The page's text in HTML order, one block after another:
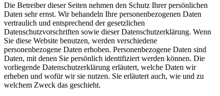
Die Betreiber dieser Seiten nehmen den Schutz Ihrer persönlichen
Daten sehr ernst. Wir behandeln Ihre personenbezogenen Daten
vertraulich und entsprechend der gesetzlichen
Datenschutzvorschriften sowie dieser Datenschutzerklärung. Wenn
Sie diese Website benutzen, werden verschiedene
personenbezogene Daten erhoben. Personenbezogene Daten sind
Daten, mit denen Sie persönlich identifiziert werden können. Die
vorliegende Datenschutzerklärung erläutert, welche Daten wir
erheben und wofür wir sie nutzen. Sie erläutert auch, wie und zu
welchem Zweck das geschieht.